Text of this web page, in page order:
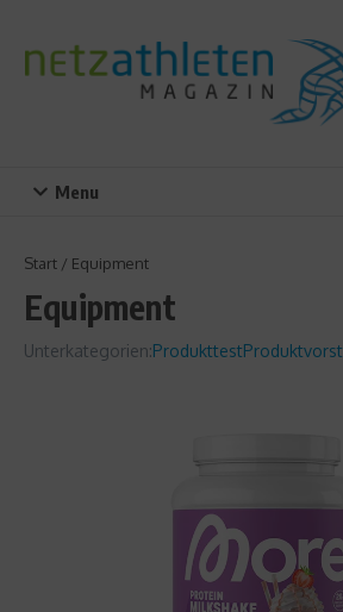
Menu
Start / Equipment
Equipment
Unterkategorien:Produkttest